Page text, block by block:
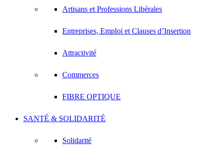
Artisans et Professions Libérales
Entreprises, Emploi et Clauses d’Insertion
Attractivité
Commerces
FIBRE OPTIQUE
SANTÉ & SOLIDARITÉ
Solidarité